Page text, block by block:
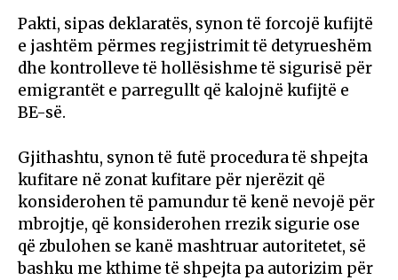
Pakti, sipas deklaratës, synon të forcojë kufijtë
e jashtëm përmes regjistrimit të detyrueshëm
dhe kontrolleve të hollësishme të sigurisë për
emigrantët e parregullt që kalojnë kufijtë e
BE-së.
Gjithashtu, synon të futë procedura të shpejta
kufitare në zonat kufitare për njerëzit që
konsiderohen të pamundur të kenë nevojë për
mbrojtje, që konsiderohen rrezik sigurie ose
që zbulohen se kanë mashtruar autoritetet, së
bashku me kthime të shpejta pa autorizim për